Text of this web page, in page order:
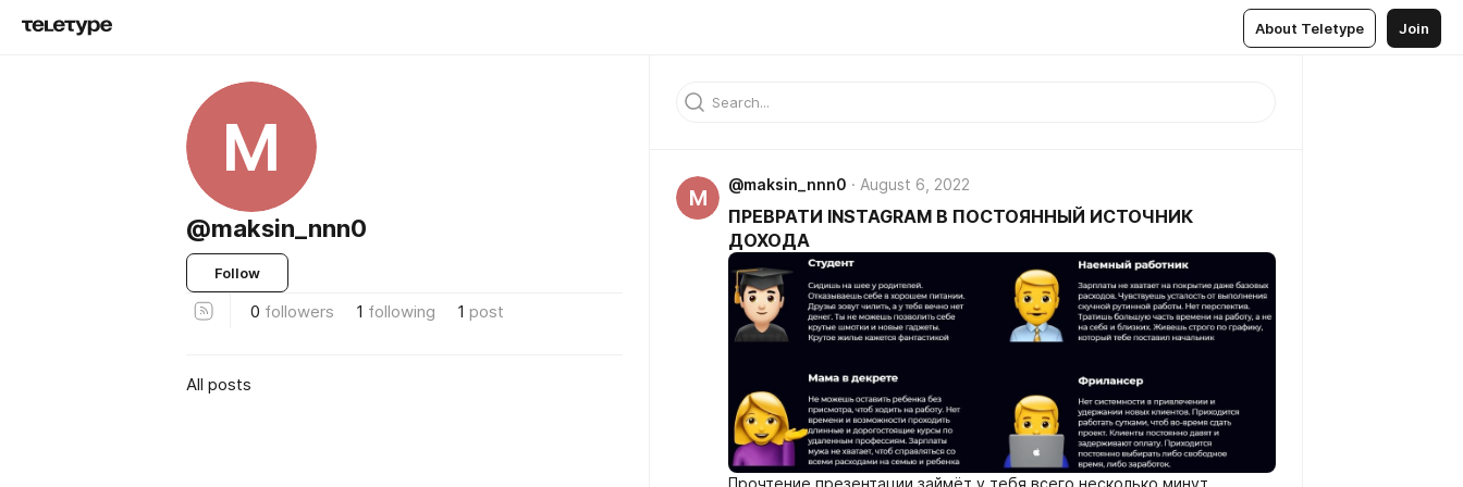
About Teletype Join
M
@maksin_nnn0
Follow
0 followers 1 following 1 post
All posts
M
@maksin_nnn0 August 6, 2022
ПРЕВРАТИ INSTAGRAM В ПОСТОЯННЫЙ ИСТОЧНИК
ДОХОДА
Прочтение презентации займёт у тебя всего несколько минут.